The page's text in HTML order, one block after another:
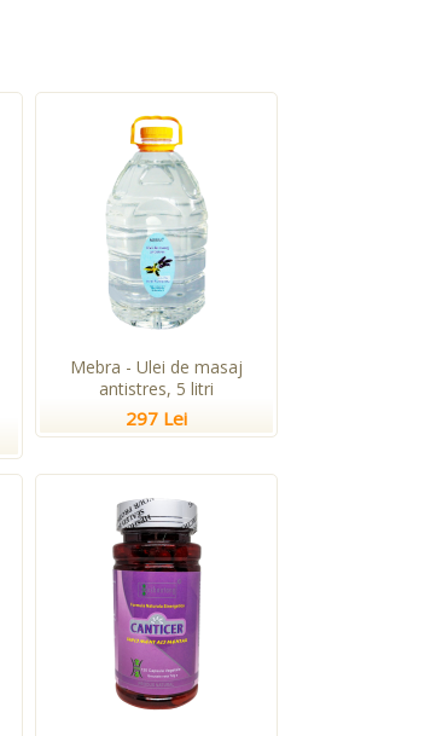
Mebra - Ulei de masaj
antistres, 5 litri
297 Lei